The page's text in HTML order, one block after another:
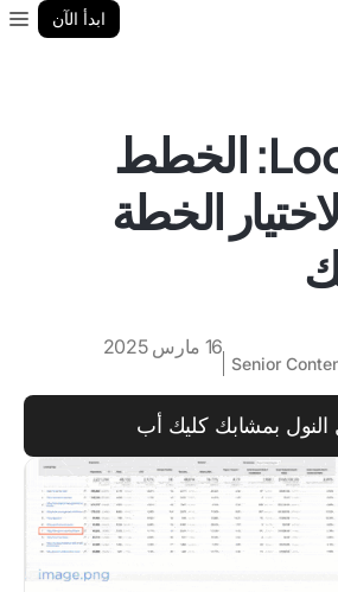
ابدأ الآن
تسعير Loom: الخطط
الخطة
Senior
16 مارس 2025
النول بمشابك كليك أب